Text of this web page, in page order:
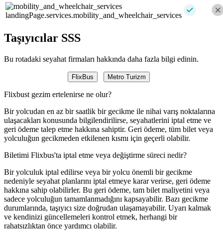
landingPage.services.mobility_and_wheelchair_services
Taşıyıcılar SSS
Bu rotadaki seyahat firmaları hakkında daha fazla bilgi edinin.
FlixBus Metro Turizm
Flixbust gezim ertelenirse ne olur?
Bir yolcudan en az bir saatlik bir gecikme ile nihai varış noktalarına
ulaşacakları konusunda bilgilendirilirse, seyahatlerini iptal etme ve
geri ödeme talep etme hakkına sahiptir. Geri ödeme, tüm bilet veya
yolculuğun gecikmeden etkilenen kısmı için geçerli olabilir.
Biletimi Flixbus'ta iptal etme veya değiştirme süreci nedir?
Bir yolculuk iptal edilirse veya bir yolcu önemli bir gecikme
nedeniyle seyahat planlarını iptal etmeye karar verirse, geri ödeme
hakkına sahip olabilirler. Bu geri ödeme, tam bilet maliyetini veya
sadece yolculuğun tamamlanmadığını kapsayabilir. Bazı gecikme
durumlarında, taşıyıcı size doğrudan ulaşamayabilir. Uyarı kalmak
ve kendinizi güncellemeleri kontrol etmek, herhangi bir
rahatsızlıktan önce yardımcı olabilir.